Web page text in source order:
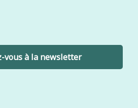
vous à la newsletter